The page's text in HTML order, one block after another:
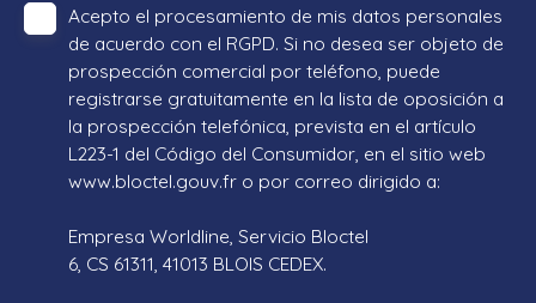
Acepto el procesamiento de mis datos personales
de acuerdo con el RGPD. Si no desea ser objeto de
prospección comercial por teléfono, puede
registrarse gratuitamente en la lista de oposición a
la prospección telefónica, prevista en el artículo
L223-1 del Código del Consumidor, en el sitio web
www.bloctel.gouv.fr o por correo dirigido a:
Empresa Worldline, Servicio Bloctel
6, CS 61311, 41013 BLOIS CEDEX.